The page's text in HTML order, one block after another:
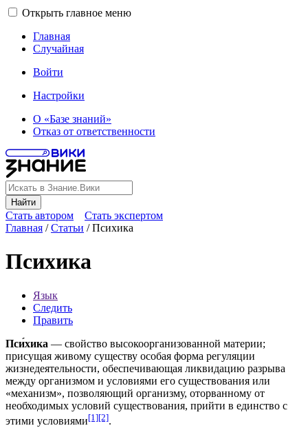
Открыть главное меню
Главная
Случайная
Войти
Настройки
О «Базе знаний»
Отказ от ответственности
Найти
Стать автором
Стать экспертом
Главная /Статьи /Психика
Психика
Язык
Следить
Править
Пси́хика — свойство высокоорганизованной материи;
присущая живому существу особая форма регуляции
жизнедеятельности, обеспечивающая ликвидацию разрыва
между организмом и условиями его существования или
«механизм», позволяющий организму, оторванному от
необходимых условий существования, прийти в единство с
этими условиями[1][2].